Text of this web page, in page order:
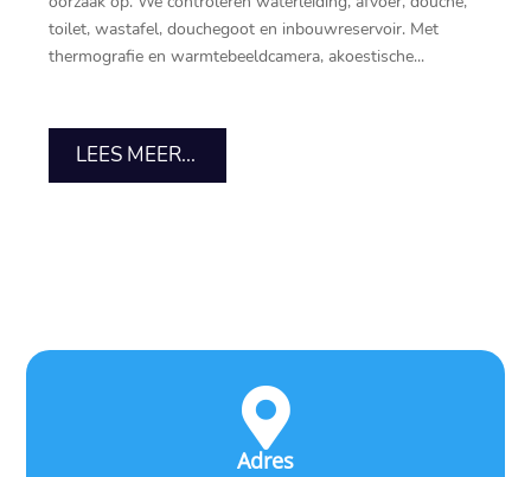
toilet, wastafel, douchegoot en inbouwreservoir.​ Met
thermografie en warmtebeeldcamera, akoestische...
LEES MEER...

Adres